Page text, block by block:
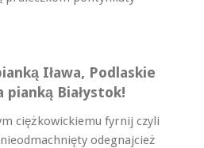
Iława, Podlaskie
pianką Białystok!
ciężkowickiemu fyrnij czyli
odegnajcież